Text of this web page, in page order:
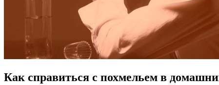
Как справиться с похмельем в